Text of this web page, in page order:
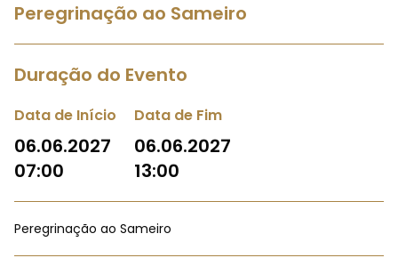
Peregrinação ao Sameiro
Duração do Evento
Data de Início
06.06.2027
07:00
Data de Fim
06.06.2027
13:00
Peregrinação ao Sameiro